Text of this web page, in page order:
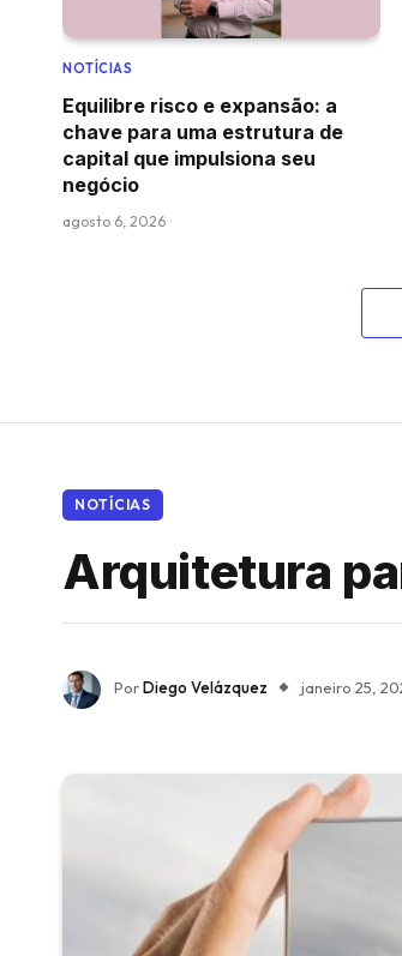
NOTÍCIAS
Equilibre risco e expansão: a
chave para uma estrutura de
capital que impulsiona seu
negócio
agosto 6, 2026
NOTÍCIAS
Arquitetura
PorDiego Velázquez janeiro 25,